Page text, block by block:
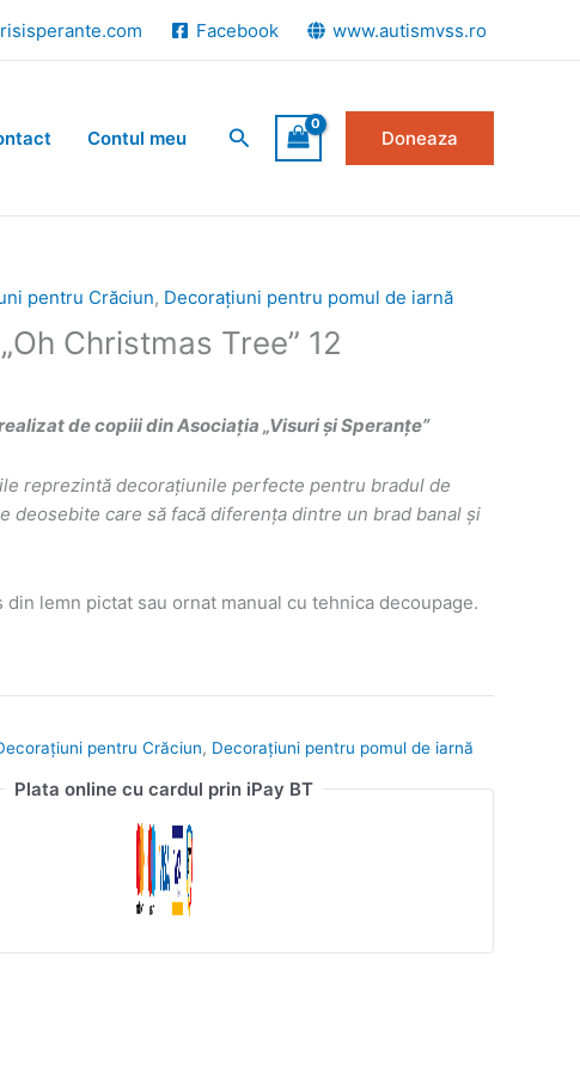
Facebook www.autismvss.ro
Contul meu Search Doneaza
pentru Crăciun, Decorațiuni pentru pomul de iarnă
Christmas Tree” 12
de copiii din Asociația „Visuri și Speranțe”
reprezintă decorațiunile perfecte pentru bradul de
deosebite care să facă diferența dintre un brad banal și
din lemn pictat sau ornat manual cu tehnica decoupage.
pentru Crăciun, Decorațiuni pentru pomul de iarnă
Plata online cu cardul prin iPay BT